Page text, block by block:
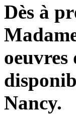
Dès à
oeuvres
Nancy.